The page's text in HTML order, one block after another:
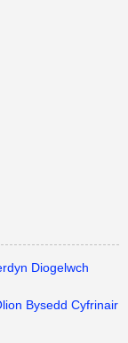
Diogelwch
Bysedd Cyfrinair